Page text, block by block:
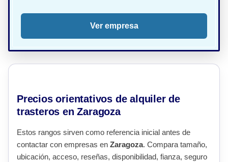
Ver empresa
Precios orientativos de alquiler de
trasteros en Zaragoza
Estos rangos sirven como referencia inicial antes de
contactar con empresas en Zaragoza. Compara tamaño,
ubicación, acceso, reseñas, disponibilidad, fianza, seguro